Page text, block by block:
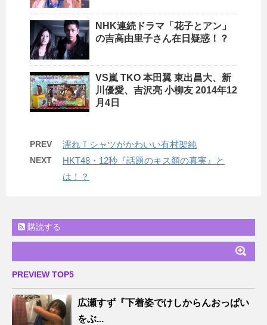
NHK連続ドラマ「花子とアン」
の吉高由里子さん在日疑惑！？
VS嵐 TKO 本田翼 東出昌大、新
川優愛、吉沢亮 小柳友 2014年12
月4日
PREV 濡れＴシャツがかわいい有村架純
NEXT
HKT48・12秒『話題のキス顏の真実』と
は！？
購読する
PREVIEW TOP5
広瀬すず『下着姿でけしからんおっぱい
をぶ...